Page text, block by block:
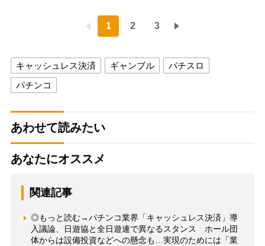
1 2 3
キャッシュレス決済 ギャンブル
パチスロ
パチンコ
あわせて読みたい
あなたにオススメ
関連記事
◎もっと読む→パチンコ業界「キャッシュレス決済」導
入議論、日遊協と全日遊連で異なるスタンス ホール団
体からは設備投資などへの懸念も…実現のためには「業